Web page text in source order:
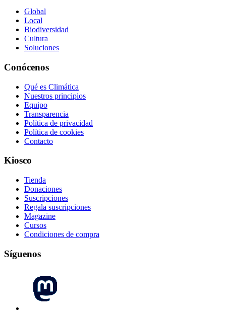
Global
Local
Biodiversidad
Cultura
Soluciones
Conócenos
Qué es Climática
Nuestros principios
Equipo
Transparencia
Política de privacidad
Política de cookies
Contacto
Kiosco
Tienda
Donaciones
Suscripciones
Regala suscripciones
Magazine
Cursos
Condiciones de compra
Síguenos